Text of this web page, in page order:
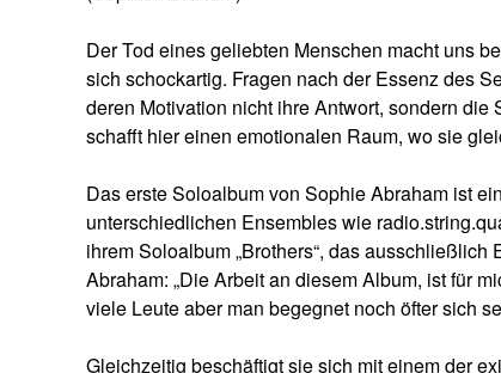
Der Tod eines geliebten Menschen macht uns
sich schockartig. Fragen nach der Essenz des
deren Motivation nicht ihre Antwort, sondern
schafft hier einen emotionalen Raum, wo sie
Das erste Soloalbum von Sophie Abraham ist
unterschiedlichen Ensembles wie
ihrem Soloalbum „Brothers“, das
Abraham: „Die Arbeit an diesem Album, ist für
viele Leute aber man begegnet noch öfter sich
Gleichzeitig beschäftigt sie sich mit einem der